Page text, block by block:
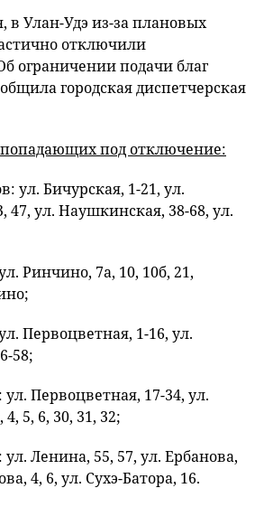
в Улан-Удэ из-за плановых
отключили
ограничении подачи благ
городская диспетчерская
попадающих под отключение:
ул. Бичурская, 1-21, ул.
47, ул. Наушкинская, 38-68, ул.
Ринчино, 7а, 10, 10б, 21,
Первоцветная, 1-16, ул.
58;
ул. Первоцветная, 17-34, ул.
5, 6, 30, 31, 32;
ул. Ленина, 55, 57, ул. Ербанова,
4, 6, ул. Сухэ-Батора, 16.